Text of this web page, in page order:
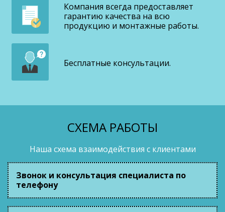
Компания всегда предоставляет
гарантию качества на всю
продукцию и монтажные работы.
Бесплатные консультации.
СХЕМА РАБОТЫ
Наша схема взаимодействия с клиентами
Звонок и консультация специалиста по
телефону